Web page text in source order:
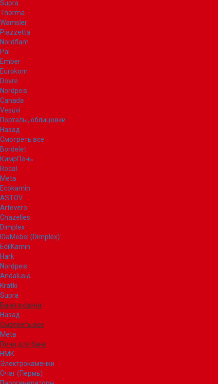
Supra
Thorma
Wamsler
Piazzetta
Nordflam
Pal
Ember
Eurokom
Dovre
Nordpeis
Canada
Vesuvi
Порталы, облицовки
Назад
Смотреть все
Bordelet
КимрПечь
Rocal
Meta
Ecokamin
ASTOV
Artevero
Chazelles
Dimplex
IDaMebel (Dimplex)
EdilKamin
Hark
Nordpeis
Andalusia
Kratki
Supra
Баня и сауна
Назад
Смотреть все
Meta
Печи для бани
НМК
Электрокаменки
Очаг (Пермь)